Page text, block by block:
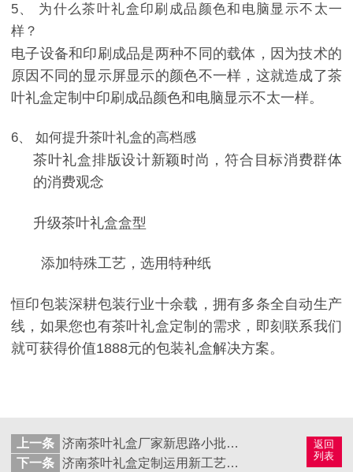
5、 为什么茶叶礼盒印刷成品颜色和电脑显示不太一
样？
电子设备和印刷成品是两种不同的载体，因为技术的
原因不同的显示屏显示的颜色不一样，这就造成了茶
叶礼盒定制中印刷成品颜色和电脑显示不太一样。
6、 如何提升茶叶礼盒的高档感
茶叶礼盒排版设计新颖时尚，符合目标消费群体
的消费观念
升级茶叶礼盒盒型
添加特殊工艺，选用特种纸
恒印包装深耕包装行业十余载，拥有多条全自动生产
线， 如果您也有茶叶礼盒定制的需求，即刻联系我们
就可获得价值1888元的包装礼盒解决方案。
返回
列表
上一条
济南茶叶礼盒厂家新思路小批量茶叶包装
下一条
济南茶叶礼盒定制运用新工艺为包装加分